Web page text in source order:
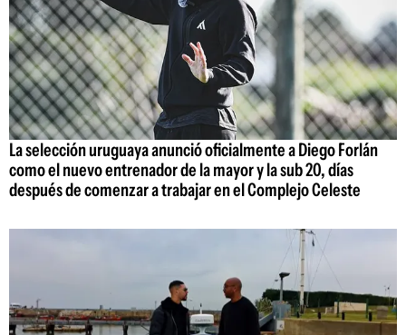
La selección uruguaya anunció oficialmente a Diego Forlán
como el nuevo entrenador de la mayor y la sub 20, días
después de comenzar a trabajar en el Complejo Celeste